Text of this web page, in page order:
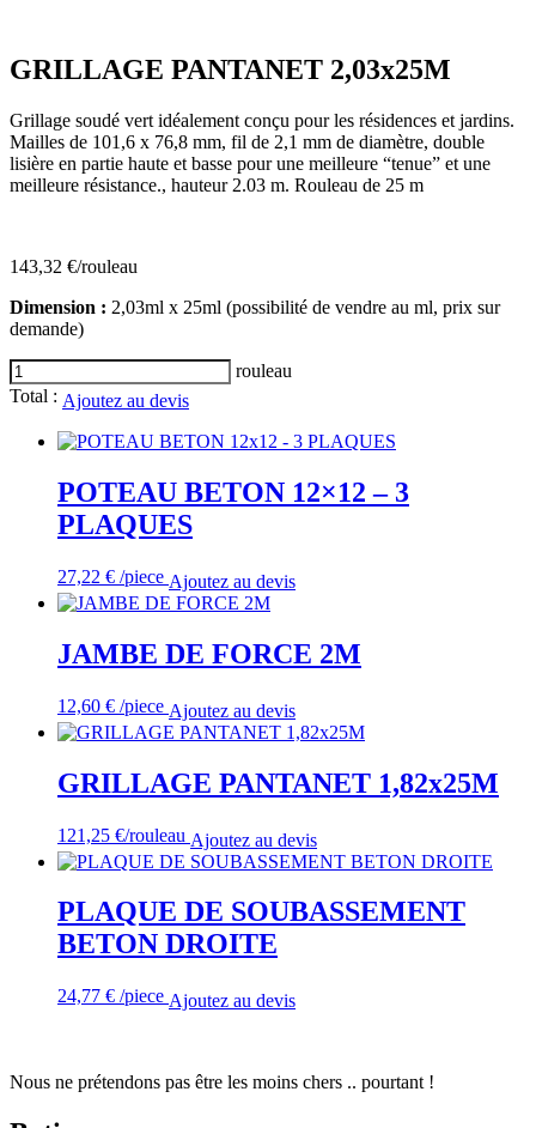
GRILLAGE PANTANET 2,03x25M
Grillage soudé vert idéalement conçu pour les résidences et jardins.
Mailles de 101,6 x 76,8 mm, fil de 2,1 mm de diamètre, double
lisière en partie haute et basse pour une meilleure “tenue” et une
meilleure résistance., hauteur 2.03 m. Rouleau de 25 m
143,32 €/rouleau
Dimension : 2,03ml x 25ml (possibilité de vendre au ml, prix sur
demande)
quantité
de
GRILLAGE
PANTANET
2,03x25M
rouleau
Total : Ajoutez au devis
POTEAU BETON 12×12 – 3
PLAQUES
27,22 € /piece Ajoutez au devis
JAMBE DE FORCE 2M
12,60 € /piece Ajoutez au devis
GRILLAGE PANTANET 1,82x25M
121,25 €/rouleau Ajoutez au devis
PLAQUE DE SOUBASSEMENT
BETON DROITE
24,77 € /piece Ajoutez au devis
Nous ne prétendons pas être les moins chers .. pourtant !